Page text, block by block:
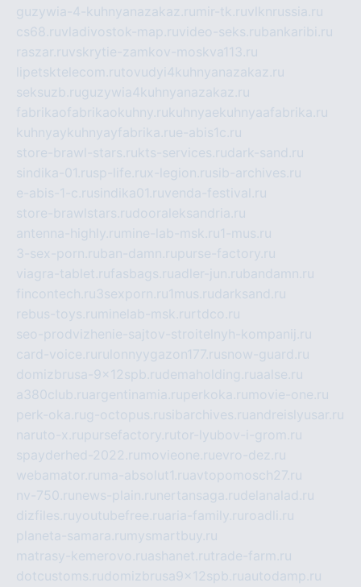
guzywia-4-kuhnyanazakaz.ru mir-tk.ruvlknrussia.ru
cs68.ruvladivostok-map.ruvideo-seks.rubankaribi.ru
raszar.ruvskrytie-zamkov-moskva113.ru
lipetsktelecom.rutovudyi4kuhnyanazakaz.ru
seksuzb.ruguzywia4kuhnyanazakaz.ru
fabrikaofabrikaokuhny.rukuhnyaekuhnyaafabrika.ru
kuhnyaykuhnyayfabrika.rue-abis1c.ru
store-brawl-stars.rukts-services.rudark-sand.ru
sindika-01.rusp-life.rux-legion.rusib-archives.ru
e-abis-1-c.rusindika01.ruvenda-festival.ru
store-brawlstars.rudooraleksandria.ru
antenna-highly.ru mine-lab-msk.ru1-mus.ru
3-sex-porn.ruban-damn.rupurse-factory.ru
viagra-tablet.rufasbags.ruadler-jun.rubandamn.ru
fincontech.ru3sexporn.ru1mus.rudarksand.ru
rebus-toys.ru minelab-msk.ru rtdco.ru
seo-prodvizhenie-sajtov-stroitelnyh-kompanij.ru
card-voice.ru rulonnyygazon177.rusnow-guard.ru
domizbrusa-9x12spb.rudemaholding.ruaalse.ru
a380club.ruargentinamia.ruperkoka.ru movie-one.ru
perk-oka.rug-octopus.rusibarchives.ruandreislyusar.ru
naruto-x.rupursefactory.rutor-lyubov-i-grom.ru
spayderhed-2022.ru movieone.ruevro-dez.ru
webamator.ru ma-absolut1.ruavtopomosch27.ru
nv-750.ru news-plain.ru nertansaga.rudelanalad.ru
dizfiles.ruyoutubefree.ruaria-family.ru roadli.ru
planeta-samara.ru mysmartbuy.ru
matrasy-kemerovo.ruashanet.rutrade-farm.ru
dotcustoms.rudomizbrusa9x12spb.ruautodamp.ru